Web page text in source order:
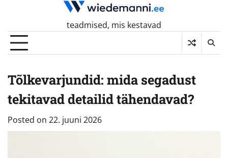
content
teadmised, mis kestavad
Tõlkevarjundid: mida segadust
tekitavad detailid tähendavad?
Posted on 22. juuni 2026